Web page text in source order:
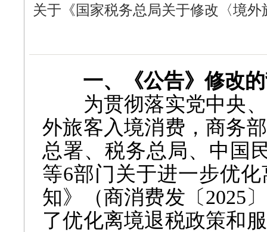
关于《国家税务总局关于修改〈境
一、《公告》修改
为贯彻落实党中央
外旅客入境消费，商务
总署、税务总局、中国
等6部门关于进一步优
知》（商消费发〔2025
了优化离境退税政策和